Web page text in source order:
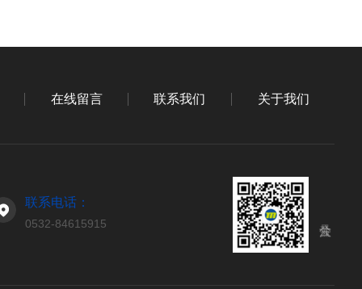
在线留言 联系我们 关于我们
联系电话：
0532-84615915